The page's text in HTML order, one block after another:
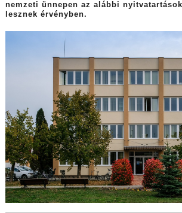
nemzeti ünnepen az alábbi
lesznek érvényben.